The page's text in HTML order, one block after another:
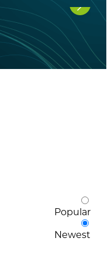
Popular
Newest